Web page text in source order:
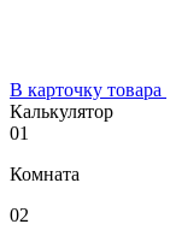
В карточку товара
Калькулятор
01
Комната
02